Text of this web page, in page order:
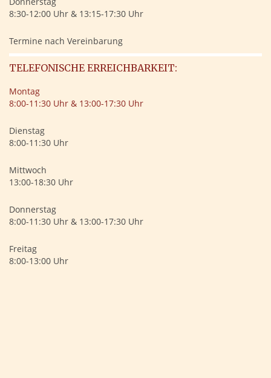
8:30-12:00 Uhr & 13:15-17:30 Uhr
Termine nach Vereinbarung
TELEFONISCHE ERREICHBARKEIT:
Montag
8:00-11:30 Uhr & 13:00-17:30 Uhr
Dienstag
8:00-11:30 Uhr
Mittwoch
13:00-18:30 Uhr
Donnerstag
8:00-11:30 Uhr & 13:00-17:30 Uhr
Freitag
8:00-13:00 Uhr